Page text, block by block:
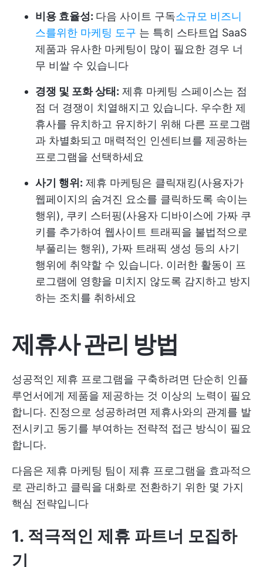
비용 효율성: 다음 사이트 구독소규모 비즈니
스를위한 마케팅 도구 는 특히 스타트업 SaaS
제품과 유사한 마케팅이 많이 필요한 경우 너
무 비쌀 수 있습니다
경쟁 및 포화 상태: 제휴 마케팅 스페이스는 점
점 더 경쟁이 치열해지고 있습니다. 우수한 제
휴사를 유치하고 유지하기 위해 다른 프로그램
과 차별화되고 매력적인 인센티브를 제공하는
프로그램을 선택하세요
사기 행위: 제휴 마케팅은 클릭재킹(사용자가
웹페이지의 숨겨진 요소를 클릭하도록 속이는
행위), 쿠키 스터핑(사용자 디바이스에 가짜 쿠
키를 추가하여 웹사이트 트래픽을 불법적으로
부풀리는 행위), 가짜 트래픽 생성 등의 사기
행위에 취약할 수 있습니다. 이러한 활동이 프
로그램에 영향을 미치지 않도록 감지하고 방지
하는 조치를 취하세요
제휴사 관리 방법
성공적인 제휴 프로그램을 구축하려면 단순히 인플
루언서에게 제품을 제공하는 것 이상의 노력이 필요
합니다. 진정으로 성공하려면 제휴사와의 관계를 발
전시키고 동기를 부여하는 전략적 접근 방식이 필요
합니다.
다음은 제휴 마케팅 팀이 제휴 프로그램을 효과적으
로 관리하고 클릭을 대화로 전환하기 위한 몇 가지
핵심 전략입니다
1. 적극적인 제휴 파트너 모집하
기